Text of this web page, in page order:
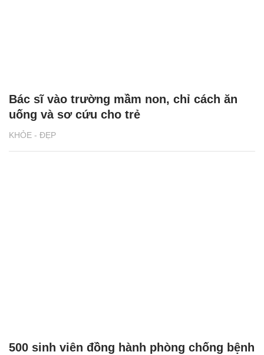
KHỎE - ĐẸP
Bác sĩ vào trường mầm non, chỉ cách ăn
uống và sơ cứu cho trẻ
500 sinh viên đồng hành phòng chống bệnh